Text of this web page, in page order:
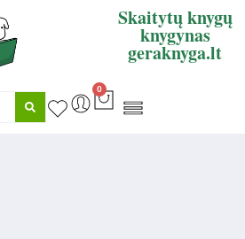
Skaitytų knygų
knygynas
geraknyga.lt
0